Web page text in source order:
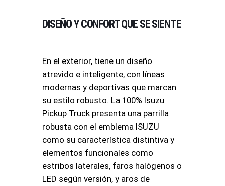
DISEÑO Y CONFORT QUE SE SIENTE
En el exterior, tiene un diseño
atrevido e inteligente, con líneas
modernas y deportivas que marcan
su estilo robusto. La 100% Isuzu
Pickup Truck presenta una parrilla
robusta con el emblema ISUZU
como su característica distintiva y
elementos funcionales como
estribos laterales, faros halógenos o
LED según versión, y aros de